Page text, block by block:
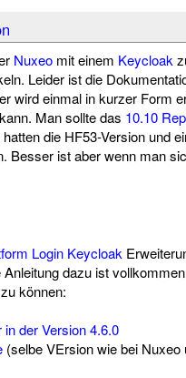
Nuxeo mit einem Keycloak
Leider ist die
wird einmal in kurzer Form
Man sollte das 10.10
die HF53-Version und
Besser ist aber wenn man
Login Keycloak
dazu ist
können:
der Version 4.6.0
(selbe VErsion wie bei